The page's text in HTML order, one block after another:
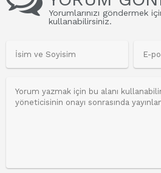
Yorumlarınızı göndermek
kullanabilirsiniz.